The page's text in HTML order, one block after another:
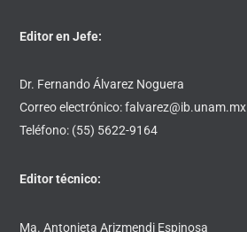
Editor en Jefe:
Dr. Fernando Álvarez Noguera
Correo electrónico: falvarez@ib.unam.mx
Teléfono: (55) 5622-9164
Editor técnico:
Ma. Antonieta Arizmendi Espinosa